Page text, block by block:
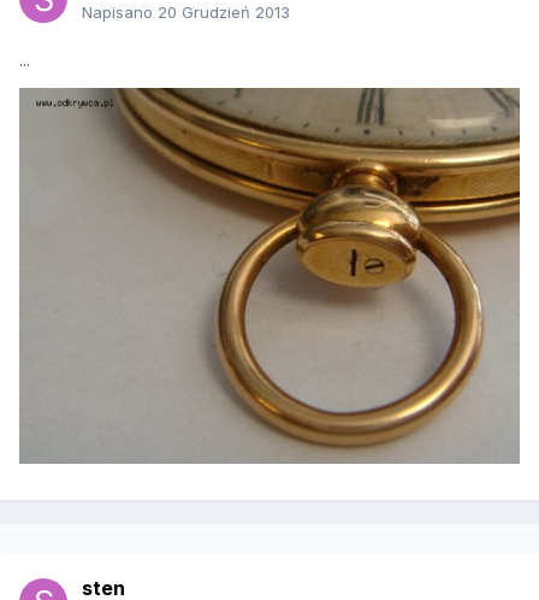
Napisano 20 Grudzień 2013
...
sten